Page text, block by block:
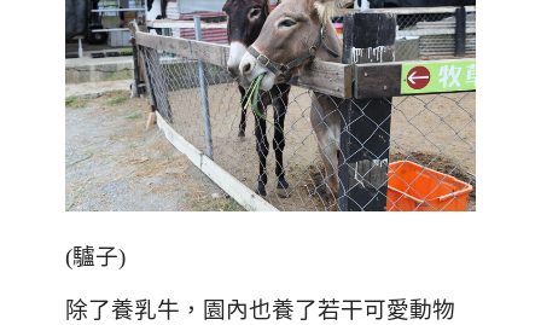
(驢子)
除了養乳牛，園內也養了若干可愛動物